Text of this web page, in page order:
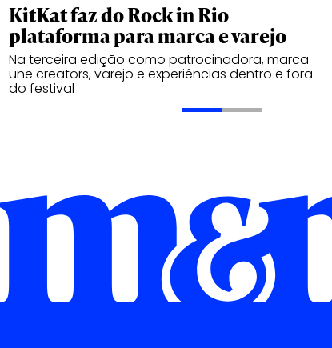
KitKat faz do Rock in Rio
plataforma para marca e varejo
Na terceira edição como patrocinadora, marca
une creators, varejo e experiências dentro e fora
do festival